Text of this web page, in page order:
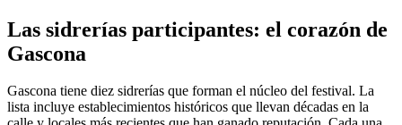
Las sidrerías participantes: el corazón de
Gascona
Gascona tiene diez sidrerías que forman el núcleo del festival. La
lista incluye establecimientos históricos que llevan décadas en la